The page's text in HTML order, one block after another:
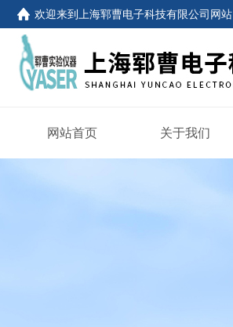
欢迎来到 上海郓曹电子科技有限公司网站
网站首页 关于我们